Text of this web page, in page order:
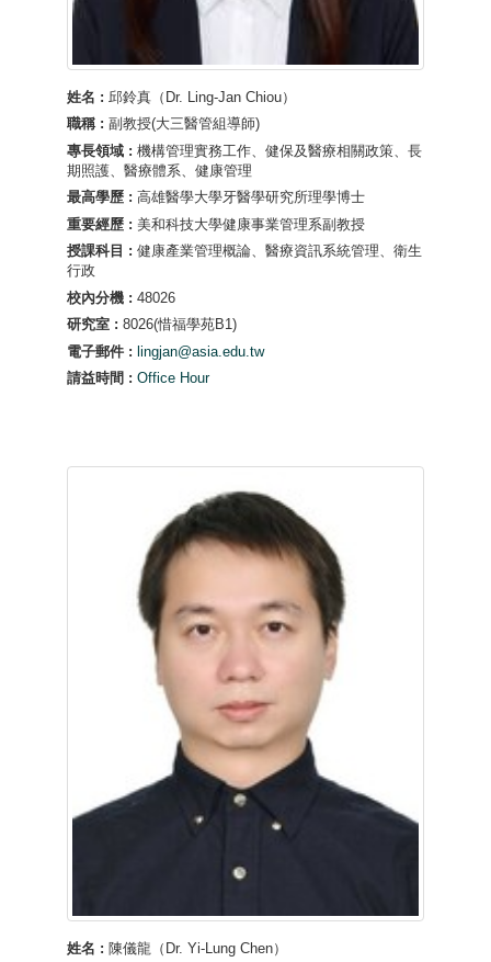
姓名 : 邱鈴真（Dr. Ling-Jan Chiou）
職稱 : 副教授(大三醫管組導師)
專長領域 : 機構管理實務工作、健保及醫療相關政策、長
期照護、醫療體系、健康管理
最高學歷 : 高雄醫學大學牙醫學研究所理學博士
重要經歷 : 美和科技大學健康事業管理系副教授
授課科目 : 健康產業管理概論、醫療資訊系統管理、衛生
行政
校內分機 : 48026
研究室 : 8026(惜福學苑B1)
電子郵件 : lingjan@asia.edu.tw
請益時間 : Office Hour
姓名 : 陳儀龍（Dr. Yi-Lung Chen）